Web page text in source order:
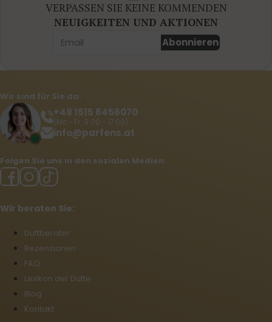
VERPASSEN SIE KEINE KOMMENDEN
NEUIGKEITEN UND AKTIONEN
Abonnieren
Wir sind für Sie da:
+49 1515 6456070
(Mo - Fr: 9:00 - 17:00)
info@parfens.at
Folgen Sie uns in den sozialen Medien:
Wir beraten Sie:
Duftberater
Rezensionen
FAQ
Lexikon der Düfte
Blog
Kontakt